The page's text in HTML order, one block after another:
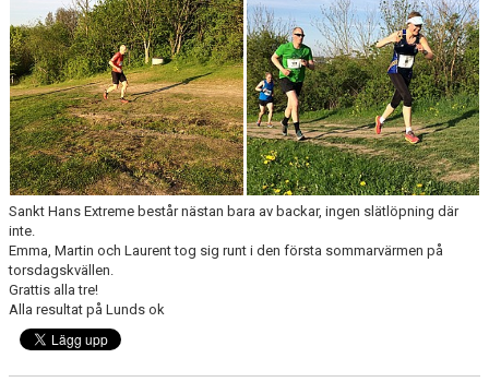
Sankt Hans Extreme består nästan bara av backar, ingen slätlöpning där
inte.
Emma, Martin och Laurent tog sig runt i den första sommarvärmen på
torsdagskvällen.
Grattis alla tre!
Alla resultat på Lunds ok